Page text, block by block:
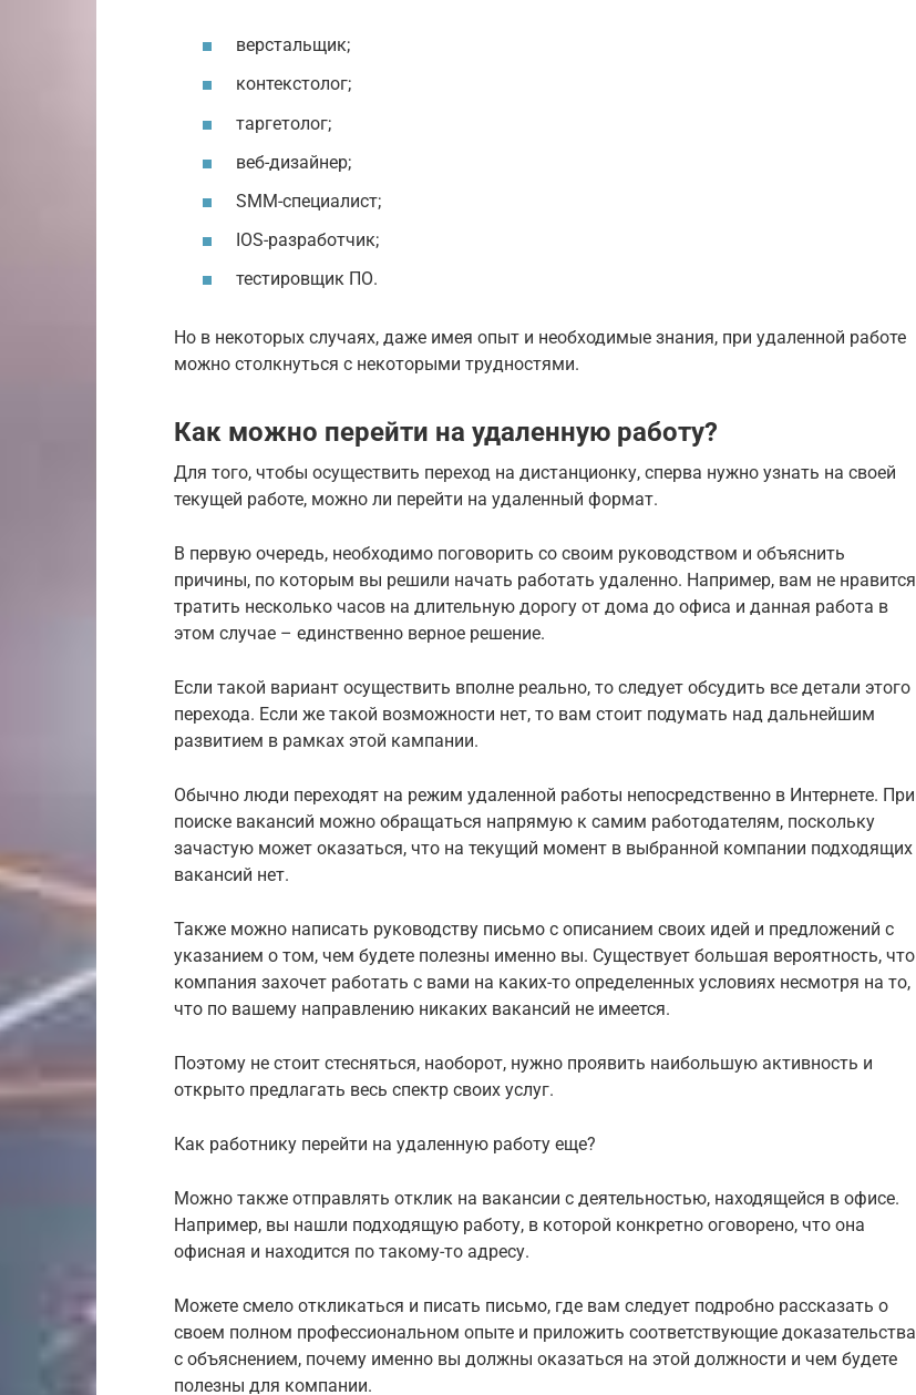
верстальщик;
контекстолог;
таргетолог;
веб-дизайнер;
SMM-специалист;
IOS-разработчик;
тестировщик ПО.
Но в некоторых случаях, даже имея опыт и необходимые знания, при удаленной работе
можно столкнуться с некоторыми трудностями.
Как можно перейти на удаленную работу?
Для того, чтобы осуществить переход на дистанционку, сперва нужно узнать на своей
текущей работе, можно ли перейти на удаленный формат.
В первую очередь, необходимо поговорить со своим руководством и объяснить
причины, по которым вы решили начать работать удаленно. Например, вам не нравится
тратить несколько часов на длительную дорогу от дома до офиса и данная работа в
этом случае – единственно верное решение.
Если такой вариант осуществить вполне реально, то следует обсудить все детали этого
перехода. Если же такой возможности нет, то вам стоит подумать над дальнейшим
развитием в рамках этой кампании.
Обычно люди переходят на режим удаленной работы непосредственно в Интернете. При
поиске вакансий можно обращаться напрямую к самим работодателям, поскольку
зачастую может оказаться, что на текущий момент в выбранной компании подходящих
вакансий нет.
Также можно написать руководству письмо с описанием своих идей и предложений с
указанием о том, чем будете полезны именно вы. Существует большая вероятность, что
компания захочет работать с вами на каких-то определенных условиях несмотря на то,
что по вашему направлению никаких вакансий не имеется.
Поэтому не стоит стесняться, наоборот, нужно проявить наибольшую активность и
открыто предлагать весь спектр своих услуг.
Как работнику перейти на удаленную работу еще?
Можно также отправлять отклик на вакансии с деятельностью, находящейся в офисе.
Например, вы нашли подходящую работу, в которой конкретно оговорено, что она
офисная и находится по такому-то адресу.
Можете смело откликаться и писать письмо, где вам следует подробно рассказать о
своем полном профессиональном опыте и приложить соответствующие доказательства
с объяснением, почему именно вы должны оказаться на этой должности и чем будете
полезны для компании.